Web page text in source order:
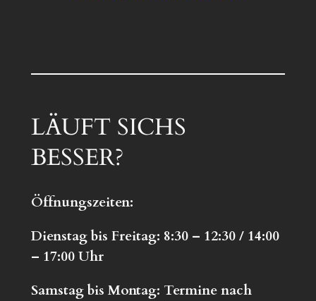
LÄUFT SICHS
BESSER?
Öffnungszeiten:
Dienstag bis Freitag: 8:30 – 12:30 / 14:00
– 17:00 Uhr
Samstag bis Montag: Termine nach